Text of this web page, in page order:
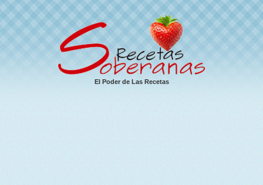
El Poder de Las Recetas